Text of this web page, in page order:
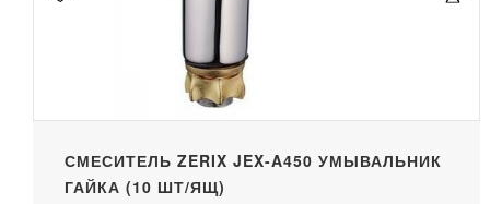
СМЕСИТЕЛЬ ZERIX JEX-A450 УМЫВАЛЬНИК
ГАЙКА (10 ШТ/ЯЩ)